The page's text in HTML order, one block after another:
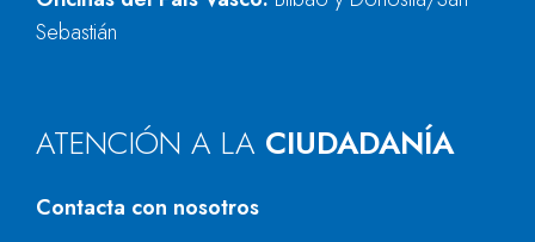
Sebastián
ATENCIÓN A LA CIUDADANÍA
Contacta con nosotros